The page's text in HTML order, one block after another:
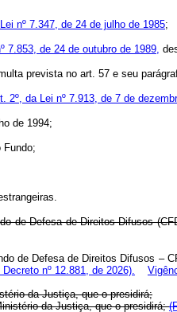
nº 7.347, de 24 de julho de 1985;
7.853, de 24 de outubro de 1989,
prevista no art. 57 e seu
2º, da Lei nº 7.913, de 7 de
de 1994;
Fundo;
de Defesa de Direitos Difusos
de Defesa de Direitos Difusos –
nº 12.881, de 2026).
da Justiça, que o presidirá;
da Justiça, que o presidirá;